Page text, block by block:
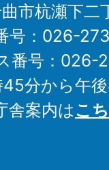
市杭瀬下二
号：026-
番号：026-
分から午
舎案内はこ